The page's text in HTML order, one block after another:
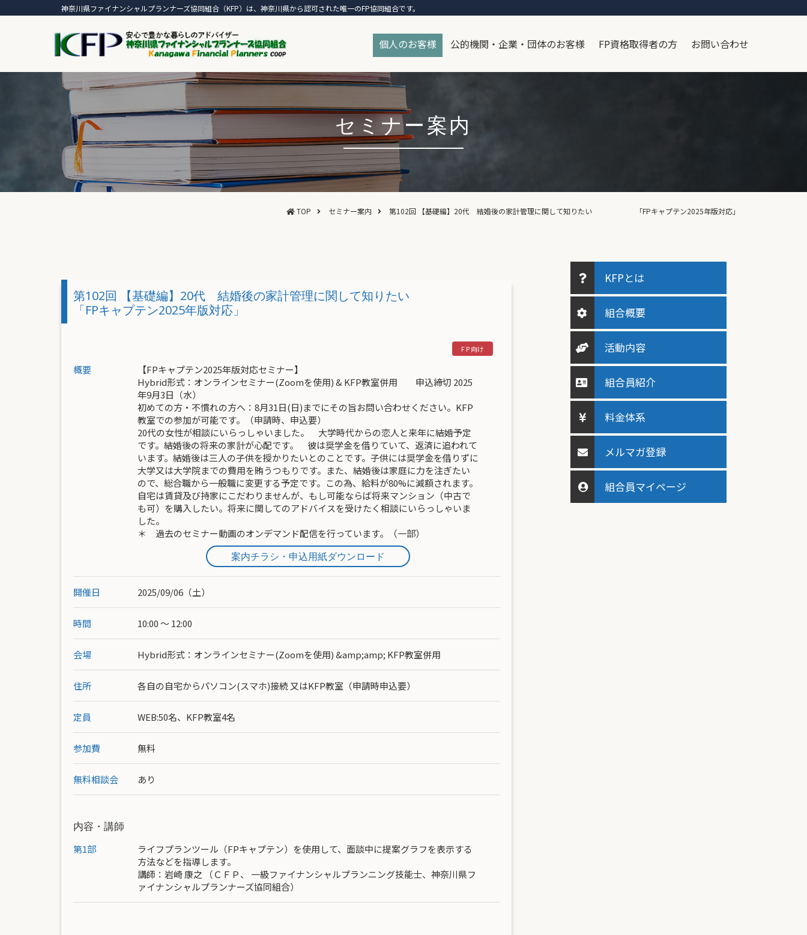
神奈川県ファイナンシャルプランナーズ協同組合（KFP）は、神奈川県から認可された唯一のFP協同組合です。
個人のお客様 公的機関・企業・団体のお客様 FP資格取得者の方 お問い合わせ
セミナー案内
TOP セミナー案内 第102回 【基礎編】20代 結婚後の家計管理に関して知りたい 「FPキャプテン2025年版対応」
第102回 【基礎編】20代 結婚後の家計管理に関して知りたい
「FPキャプテン2025年版対応」
概要
【FPキャプテン2025年版対応セミナー】
Hybrid形式：オンラインセミナー(Zoomを使用) & KFP教室併用 申込締切 2025
年9月3日（水）
初めての方・不慣れの方へ：8月31日(日)までにその旨お問い合わせください。KFP
教室での参加が可能です。（申請時、申込要）
20代の女性が相談にいらっしゃいました。 大学時代からの恋人と来年に結婚予定
です。結婚後の将来の家計が心配です。 彼は奨学金を借りていて、返済に追われて
います。結婚後は三人の子供を授かりたいとのことです。子供には奨学金を借りずに
大学又は大学院までの費用を賄うつもりです。また、結婚後は家庭に力を注ぎたい
ので、総合職から一般職に変更する予定です。この為、給料が80%に減額されます。
自宅は賃貸及び持家にこだわりませんが、もし可能ならば将来マンション（中古で
も可）を購入したい。将来に関してのアドバイスを受けたく相談にいらっしゃいま
した。
＊ 過去のセミナー動画のオンデマンド配信を行っています。（一部）
案内チラシ・申込用紙ダウンロード
開催日 2025/09/06（土）
時間 10:00 ～ 12:00
会場 Hybrid形式：オンラインセミナー(Zoomを使用) &amp;amp; KFP教室併用
住所 各自の自宅からパソコン(スマホ)接続 又はKFP教室（申請時申込要）
定員 WEB:50名、KFP教室4名
参加費 無料
無料相談会 あり
内容・講師
第1部
ライフプランツール（FPキャプテン）を使用して、面談中に提案グラフを表示する
方法などを指導します。
講師： 岩崎 康之 （ＣＦＰ、 一級ファイナンシャルプランニング技能士、神奈川県フ
ァイナンシャルプランナーズ協同組合）
KFPとは
組合概要
活動内容
組合員紹介
料金体系
メルマガ登録
組合員マイページ